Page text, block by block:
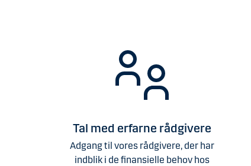
Tal med erfarne rådgivere
Adgang til vores rådgivere, der har
indblik i de finansielle behov hos